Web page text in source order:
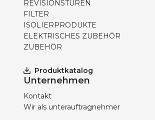
REVISIONSTÜREN
FILTER
ISOLIERPRODUKTE
ELEKTRISCHES ZUBEHÖR
ZUBEHÖR
Produktkatalog
Unternehmen
Kontakt
Wir als unterauftragnehmer